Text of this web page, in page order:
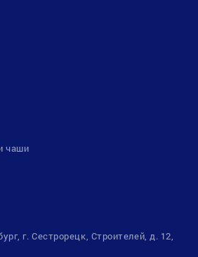
чаши
г. Сестрорецк, Строителей, д. 12,